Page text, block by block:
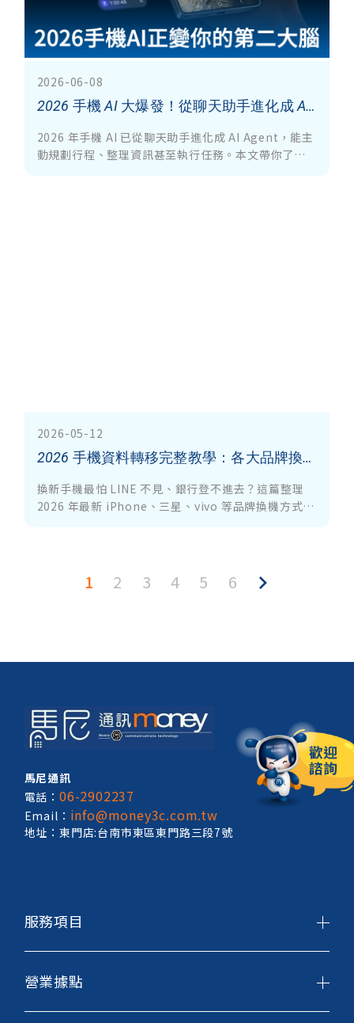
2026-06-08
2026 手機 AI 大爆發！從聊天助手進化成 AI 代理人，手機正在變成你的第二大腦
2026 年手機 AI 已從聊天助手進化成 AI Agent，能主
動規劃行程、整理資訊甚至執行任務。本文帶你了解
2026-05-12
2026 手機資料轉移完整教學：各大品牌換機怎麼搬？LINE 聊天紀錄真的能完整轉移嗎？
換新手機最怕 LINE 不見、銀行登不進去？這篇整理
2026 年最新 iPhone、三星、vivo 等品牌換機方式，
1 2 3 4 5 6
馬尼通訊
電話：06-2902237
Email： info@money3c.com.tw
地址：東門店:台南市東區東門路三段7號
服務項目
營業據點